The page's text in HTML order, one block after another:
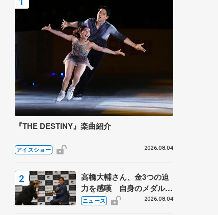
『THE DESTINY』楽曲紹介
アイスショー 2026.08.04
高橋大輔さん、金3つの迫
力を感嘆 自身のメダルは
「どちらに？」 〝リス兄
ニュース 2026.08.04